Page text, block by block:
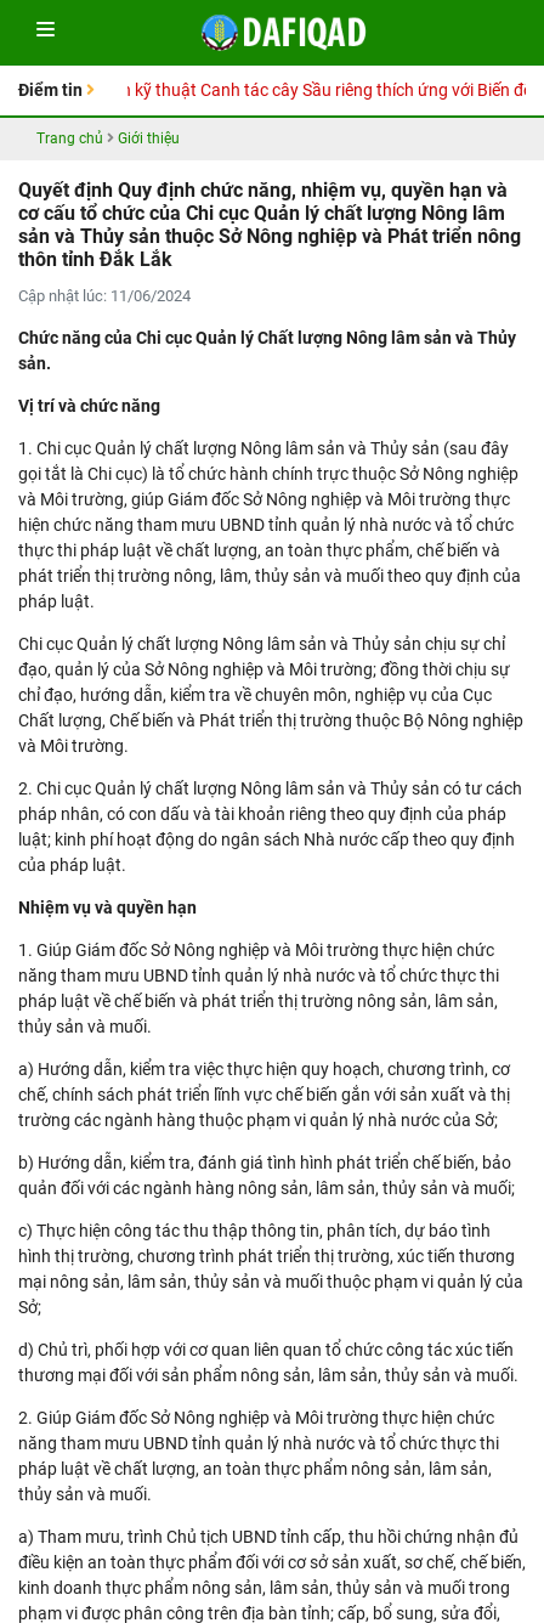
Điểm tin
tay Hướng dẫn kỹ thuật Canh tác cây Sầu riêng thích ứng với Biến đổi
Trang chủ Giới thiệu
Quyết định Quy định chức năng, nhiệm vụ, quyền hạn và
cơ cấu tổ chức của Chi cục Quản lý chất lượng Nông lâm
sản và Thủy sản thuộc Sở Nông nghiệp và Phát triển nông
thôn tỉnh Đắk Lắk
Cập nhật lúc: 11/06/2024
Chức năng của Chi cục Quản lý Chất lượng Nông lâm sản và Thủy
sản.
Vị trí và chức năng
1. Chi cục Quản lý chất lượng Nông lâm sản và Thủy sản (sau đây
gọi tắt là Chi cục) là tổ chức hành chính trực thuộc Sở Nông nghiệp
và Môi trường, giúp Giám đốc Sở Nông nghiệp và Môi trường thực
hiện chức năng tham mưu UBND tỉnh quản lý nhà nước và tổ chức
thực thi pháp luật về chất lượng, an toàn thực phẩm, chế biến và
phát triển thị trường nông, lâm, thủy sản và muối theo quy định của
pháp luật.
Chi cục Quản lý chất lượng Nông lâm sản và Thủy sản chịu sự chỉ
đạo, quản lý của Sở Nông nghiệp và Môi trường; đồng thời chịu sự
chỉ đạo, hướng dẫn, kiểm tra về chuyên môn, nghiệp vụ của Cục
Chất lượng, Chế biến và Phát triển thị trường thuộc Bộ Nông nghiệp
và Môi trường.
2. Chi cục Quản lý chất lượng Nông lâm sản và Thủy sản có tư cách
pháp nhân, có con dấu và tài khoản riêng theo quy định của pháp
luật; kinh phí hoạt động do ngân sách Nhà nước cấp theo quy định
của pháp luật.
Nhiệm vụ và quyền hạn
1. Giúp Giám đốc Sở Nông nghiệp và Môi trường thực hiện chức
năng tham mưu UBND tỉnh quản lý nhà nước và tổ chức thực thi
pháp luật về chế biến và phát triển thị trường nông sản, lâm sản,
thủy sản và muối.
a) Hướng dẫn, kiểm tra việc thực hiện quy hoạch, chương trình, cơ
chế, chính sách phát triển lĩnh vực chế biến gắn với sản xuất và thị
trường các ngành hàng thuộc phạm vi quản lý nhà nước của Sở;
b) Hướng dẫn, kiểm tra, đánh giá tình hình phát triển chế biến, bảo
quản đối với các ngành hàng nông sản, lâm sản, thủy sản và muối;
c) Thực hiện công tác thu thập thông tin, phân tích, dự báo tình
hình thị trường, chương trình phát triển thị trường, xúc tiến thương
mại nông sản, lâm sản, thủy sản và muối thuộc phạm vi quản lý của
Sở;
d) Chủ trì, phối hợp với cơ quan liên quan tổ chức công tác xúc tiến
thương mại đối với sản phẩm nông sản, lâm sản, thủy sản và muối.
2. Giúp Giám đốc Sở Nông nghiệp và Môi trường thực hiện chức
năng tham mưu UBND tỉnh quản lý nhà nước và tổ chức thực thi
pháp luật về chất lượng, an toàn thực phẩm nông sản, lâm sản,
thủy sản và muối.
a) Tham mưu, trình Chủ tịch UBND tỉnh cấp, thu hồi chứng nhận đủ
điều kiện an toàn thực phẩm đối với cơ sở sản xuất, sơ chế, chế biến,
kinh doanh thực phẩm nông sản, lâm sản, thủy sản và muối trong
phạm vi được phân công trên địa bàn tỉnh; cấp, bổ sung, sửa đổi,